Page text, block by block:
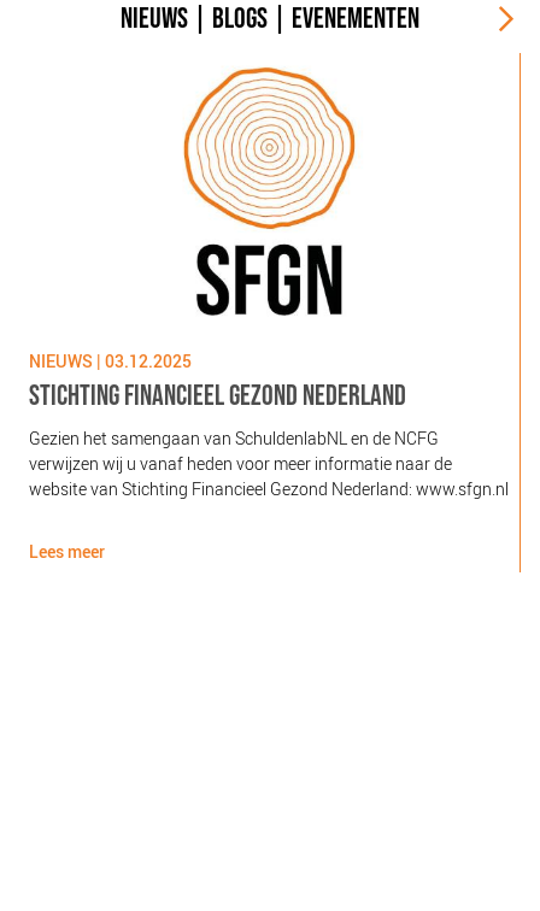
NIEUWS BLOGS EVENEMENTEN
NIEUWS | 03.12.2025
STICHTING FINANCIEEL GEZOND NEDERLAND
Gezien het samengaan van SchuldenlabNL en de NCFG
verwijzen wij u vanaf heden voor meer informatie naar de
website van Stichting Financieel Gezond Nederland: www.sfgn.nl
Lees meer